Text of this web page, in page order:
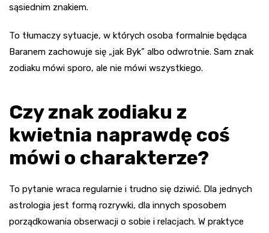
sąsiednim znakiem.
To tłumaczy sytuacje, w których osoba formalnie będąca
Baranem zachowuje się „jak Byk” albo odwrotnie. Sam znak
zodiaku mówi sporo, ale nie mówi wszystkiego.
Czy znak zodiaku z
kwietnia naprawdę coś
mówi o charakterze?
To pytanie wraca regularnie i trudno się dziwić. Dla jednych
astrologia jest formą rozrywki, dla innych sposobem
porządkowania obserwacji o sobie i relacjach. W praktyce